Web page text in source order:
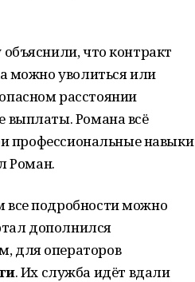
что контракт
можно уволиться или
расстоянии
выплаты. Романа всё
профессиональные навыки
Роман.
все подробности можно
дополнился
для операторов
. Их служба идёт вдали